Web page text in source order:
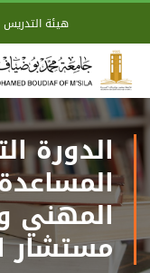
هيئة التدريس
الدورة
المهني
مستشار